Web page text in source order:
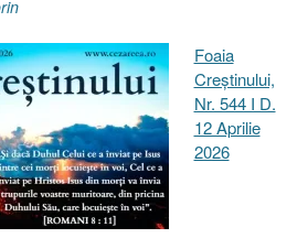
Foaia
Creştinului,
Nr. 544 I D.
12 Aprilie
2026